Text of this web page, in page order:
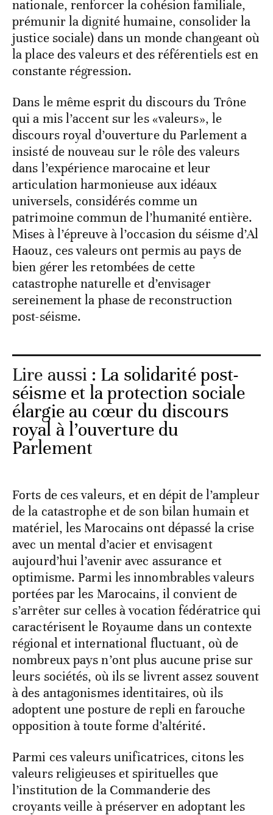
nationale, renforcer la cohésion familiale,
prémunir la dignité humaine, consolider la
justice sociale) dans un monde changeant où
la place des valeurs et des référentiels est en
constante régression.
Dans le même esprit du discours du Trône
qui a mis l’accent sur les «valeurs», le
discours royal d’ouverture du Parlement a
insisté de nouveau sur le rôle des valeurs
dans l’expérience marocaine et leur
articulation harmonieuse aux idéaux
universels, considérés comme un
patrimoine commun de l’humanité entière.
Mises à l’épreuve à l’occasion du séisme d’Al
Haouz, ces valeurs ont permis au pays de
bien gérer les retombées de cette
catastrophe naturelle et d’envisager
sereinement la phase de reconstruction
post-séisme.
Lire aussi : La solidarité post-
séisme et la protection sociale
élargie au cœur du discours
royal à l’ouverture du
Parlement
Forts de ces valeurs, et en dépit de l’ampleur
de la catastrophe et de son bilan humain et
matériel, les Marocains ont dépassé la crise
avec un mental d’acier et envisagent
aujourd’hui l’avenir avec assurance et
optimisme. Parmi les innombrables valeurs
portées par les Marocains, il convient de
s’arrêter sur celles à vocation fédératrice qui
caractérisent le Royaume dans un contexte
régional et international fluctuant, où de
nombreux pays n’ont plus aucune prise sur
leurs sociétés, où ils se livrent assez souvent
à des antagonismes identitaires, où ils
adoptent une posture de repli en farouche
opposition à toute forme d’altérité.
Parmi ces valeurs unificatrices, citons les
valeurs religieuses et spirituelles que
l’institution de la Commanderie des
croyants veille à préserver en adoptant les